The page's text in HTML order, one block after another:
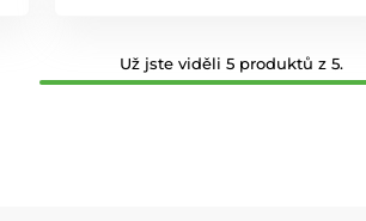
Už jste viděli 5 produktů z 5.